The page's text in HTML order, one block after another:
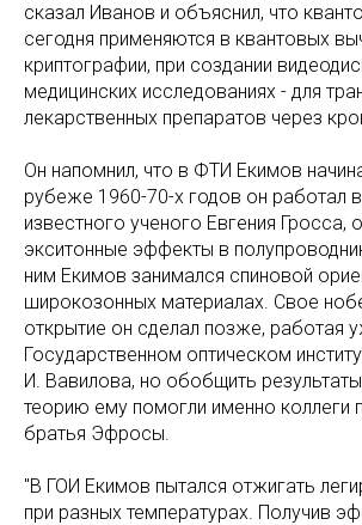
сказал Иванов и объяснил, что
сегодня применяются в квантовых
криптографии, при создании
медицинских исследованиях - для
лекарственных препаратов через
Он напомнил, что в ФТИ Екимов
рубеже 1960-70-х годов он работал
известного ученого Евгения Гросса,
экситонные эффекты в
ним Екимов занимался спиновой
широкозонных материалах. Свое
открытие он сделал позже, работая
Государственном оптическом
И. Вавилова, но обобщить
теорию ему помогли именно коллеги
братья Эфросы.
"В ГОИ Екимов пытался отжигать
при разных температурах. Получив